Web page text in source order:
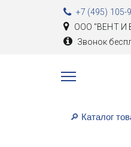
+7 (495) 105-
ООО "ВЕНТ И
Звонок
🔎 Каталог